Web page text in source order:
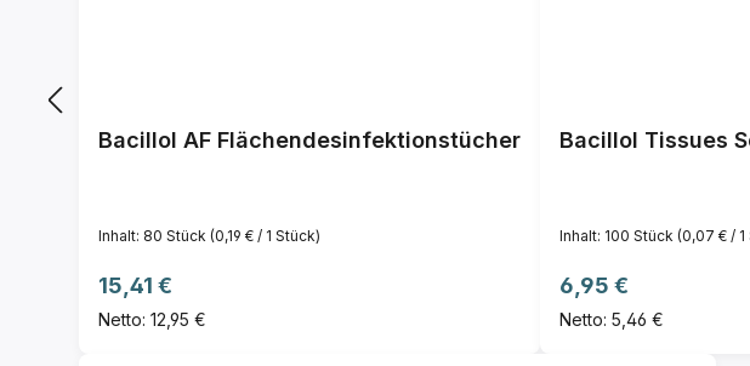
Bacillol AF Flächendesinfektionstücher
Inhalt: 80 Stück (0,19 € / 1 Stück)
Regulärer Preis:
15,41 €
Netto: 12,95 €
Bacillol Tissues
Inhalt: 100 Stück (0,07 € / 1
Regulärer Preis:
6,95 €
Netto: 5,46 €